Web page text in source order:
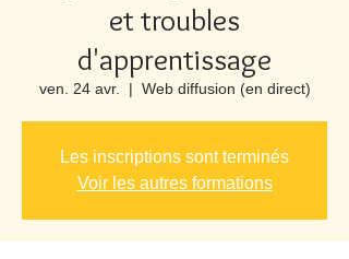
et troubles
d'apprentissage
ven. 24 avr.
  |
Web diffusion (en direct)
Les inscriptions sont terminés
Voir les autres formations